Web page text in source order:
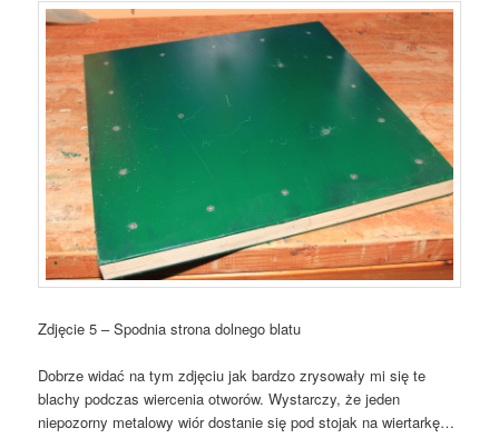
Zdjęcie 5 – Spodnia strona dolnego blatu
Dobrze widać na tym zdjęciu jak bardzo zrysowały mi się te
blachy podczas wiercenia otworów. Wystarczy, że jeden
niepozorny metalowy wiór dostanie się pod stojak na wiertarkę…